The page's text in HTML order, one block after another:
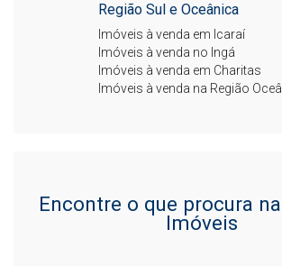
Região Sul e Oceânica
Imóveis à venda em Icaraí
Imóveis à venda no Ingá
Imóveis à venda em Charitas
Imóveis à venda na Região
Encontre o que procura
Imóveis